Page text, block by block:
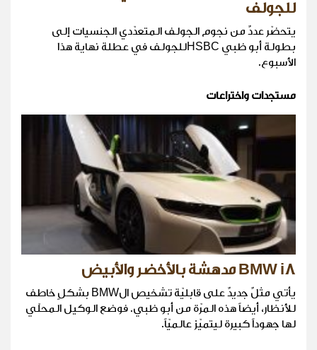
للجولف
يتحضّر عددٌ من نجوم الجولف المتعدّدي الجنسيات إلى
بطولة أبو ظبي HSBCللجولف في عطلة نهاية هذا
الأسبوع.
مستجدات واختراعات
BMW i8 مدهشة بالأخضر والأبيض
يأتي مثلٌ جديدٌ على قابليّة تشخيص الBMW بشكلٍ خاطف
للأنظار، أيضاً هذه المرّة من أبو ظبي. فوضع الوكيل المحلّي
لها جهوداً كبيرة ليتميّز عالميّاً.